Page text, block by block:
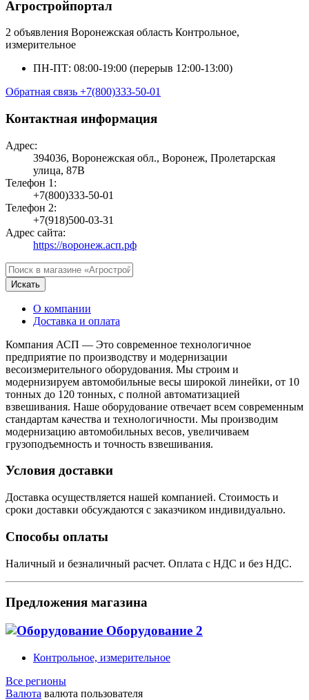
Агростройпортал
2 объявления Воронежская область Контрольное,
измерительное
ПН-ПТ: 08:00-19:00 (перерыв 12:00-13:00)
Обратная связь +7(800)333-50-01
Контактная информация
Адрес:
394036, Воронежская обл., Воронеж, Пролетарская
улица, 87В
Телефон 1:
+7(800)333-50-01
Телефон 2:
+7(918)500-03-31
Адрес сайта:
https://воронеж.асп.рф
Искать
О компании
Доставка и оплата
Компания АСП — Это современное технологичное
предприятие по производству и модернизации
весоизмерительного оборудования. Мы строим и
модернизируем автомобильные весы широкой линейки, от 10
тонных до 120 тонных, с полной автоматизацией
взвешивания. Наше оборудование отвечает всем современным
стандартам качества и технологичности. Мы производим
модернизацию автомобильных весов, увеличиваем
грузоподъемность и точность взвешивания.
Условия доставки
Доставка осуществляется нашей компанией. Стоимость и
сроки доставки обсуждаются с заказчиком индивидуально.
Способы оплаты
Наличный и безналичный расчет. Оплата с НДС и без НДС.
Предложения магазина
Оборудование 2
Контрольное, измерительное
Все регионы
Валюта валюта пользователя